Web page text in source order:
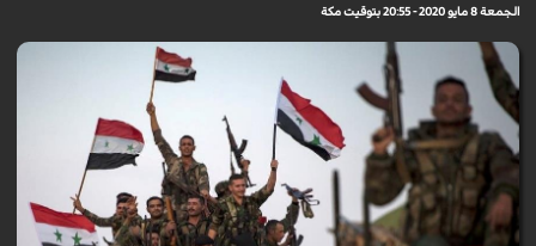
الجمعة 8 مايو 2020 - 20:55 بتوقيت مكة